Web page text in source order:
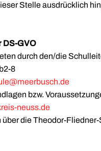
Stelle ausdrücklich
DS-GVO
durch den/die
8
bzw.
neuss.de
die Theodor-